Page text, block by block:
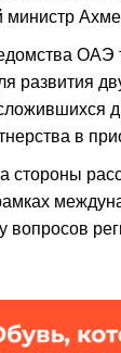
министр
ОАЭ
развития
в
стороны